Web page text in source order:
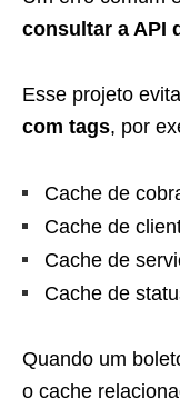
consultar a API
Esse projeto
com tags, por
Cache de
Cache de
Cache de
Cache de
Quando um
o cache